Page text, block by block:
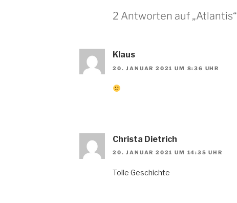
2 Antworten auf „Atlantis“
Klaus
20. JANUAR 2021 UM 8:36 UHR
Christa Dietrich
20. JANUAR 2021 UM 14:35 UHR
Tolle Geschichte